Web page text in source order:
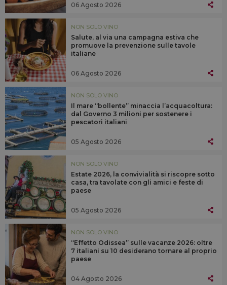
06 Agosto 2026
NON SOLO VINO
Salute, al via una campagna estiva che
promuove la prevenzione sulle tavole
italiane
06 Agosto 2026
NON SOLO VINO
Il mare “bollente” minaccia l’acquacoltura:
dal Governo 3 milioni per sostenere i
pescatori italiani
05 Agosto 2026
NON SOLO VINO
Estate 2026, la convivialità si riscopre sotto
casa, tra tavolate con gli amici e feste di
paese
05 Agosto 2026
NON SOLO VINO
“Effetto Odissea” sulle vacanze 2026: oltre
7 italiani su 10 desiderano tornare al proprio
paese
04 Agosto 2026